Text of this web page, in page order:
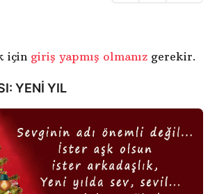
için giriş yapmış olmanız gerekir.
YENI YIL